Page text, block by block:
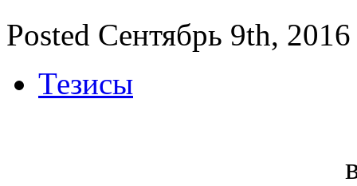
Posted Сентябрь 9th,
Тезисы